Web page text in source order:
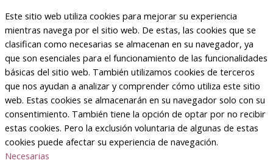
Este sitio web utiliza cookies para mejorar su experiencia
mientras navega por el sitio web. De estas, las cookies que se
clasifican como necesarias se almacenan en su navegador, ya
que son esenciales para el funcionamiento de las funcionalidades
básicas del sitio web. También utilizamos cookies de terceros
que nos ayudan a analizar y comprender cómo utiliza este sitio
web. Estas cookies se almacenarán en su navegador solo con su
consentimiento. También tiene la opción de optar por no recibir
estas cookies. Pero la exclusión voluntaria de algunas de estas
cookies puede afectar su experiencia de navegación.
Necesarias